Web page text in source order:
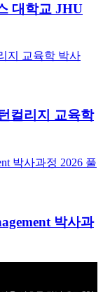
대학교 JHU
컬리지 교육학
박사과